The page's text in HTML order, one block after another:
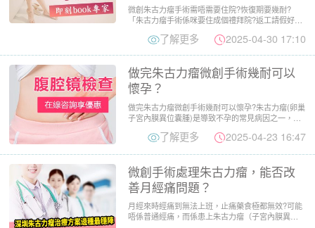
微創朱古力瘤手術需唔需要住院?恢復期要幾耐?
「朱古力瘤手術係咪要住成個禮拜院?返工請假好頭
了解更多 2025-04-30 17:10
做完朱古力瘤微創手術幾耐可以
懷孕？
做完朱古力瘤微創手術幾耐可以懷孕?朱古力瘤(卵巢
子宮內膜異位囊腫)是導致不孕的常見病因之一，唔
了解更多 2025-04-23 16:47
微創手術處理朱古力瘤，能否改
善月經痛問題？
月經來時經痛到無法上班，止痛藥食極都無效?可能
唔係普通經痛，而係患上朱古力瘤（子宮內膜異位